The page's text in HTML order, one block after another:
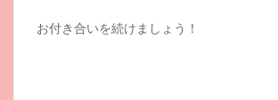
お付き合いを続けましょう！